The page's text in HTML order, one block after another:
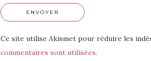
Ce site utilise Akismet pour réduire les
commentaires sont utilisées.